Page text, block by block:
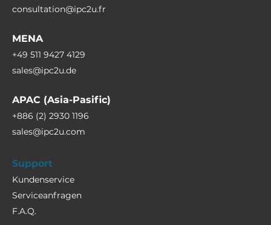
consultation@ipc2u.fr
MENA
+49 511 9427 4129
sales@ipc2u.de
APAC (Asia-Pasific)
+886 (2) 2930 1196
sales@ipc2u.com
Support
Kundenservice
Serviceanfragen
F.A.Q.